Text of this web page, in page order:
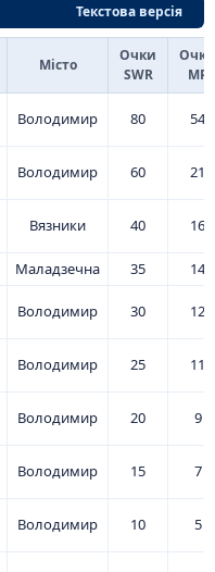
Текстова версія
Місто
Очки
SWR
Очки
МР
Володимир 80 54
Володимир 60 21
Вязники 40 16
Маладзечна 35 14
Володимир 30 12
Володимир 25 11
Володимир 20 9
Володимир 15 7
Володимир 10 5